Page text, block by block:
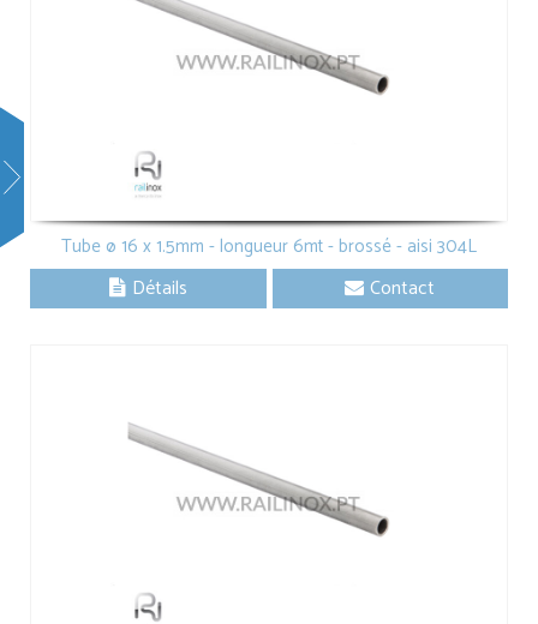
Tube ø 16 x 1.5mm - longueur 6mt - brossé - aisi 304L
Détails Contact